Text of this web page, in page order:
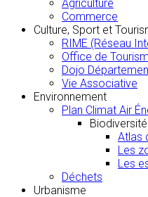
Agriculture
Commerce
Culture, Sport et
RIME (Réseau
Office de
Dojo
Vie Associative
Environnement
Plan Climat Air
Biodiversité
Atlas
Les
Les
Déchets
Urbanisme